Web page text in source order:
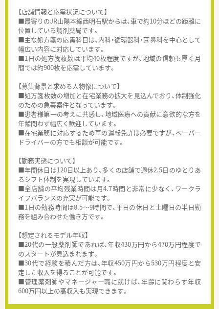
【店舗情報と応需状況について】
■最寄りのJR山陽本線西明石駅からは、車で約10分ほどの距離に
位置している調剤薬局です。
■主な処方箋の応需科目は、内科・循環器科・耳鼻科を中心として
幅広い内容に対応しています。
■1日の処方箋枚数は平均40枚程度ですが、地域の信頼も厚く月
間では約900枚を応需しています。
【募集背景と求める人物像について】
■処方箋枚数の増加と在宅業務の拡大を見込んでおり、体制強化
のための急募案件となっています。
■患者様第一の考えに共感し、地域医療への貢献に意欲的な方を
年齢問わず幅広く歓迎しています。
■在宅業務に対応するため車の運転免許は必要ですが、ペーパー
ドライバーの方でも相談が可能です。
【勤務実態について】
■年間休日は120日以上あり、多くの店舗で週休2.5日のゆとりあ
るシフト体制を実現しています。
■全店舗の平均残業時間は月4.7時間と非常に少なく、ワークラ
イフバランスの充実が可能です。
■1日の勤務時間は8.5～9時間で、平日の休日と土曜日の半日勤
務を組み合わせた働き方です。
【想定されるモデル年収】
■20代の一般薬剤師であれば、年収430万円から470万円程度で
のスタートが見込まれます。
■30代で経験を積んだ方は、年収450万円から530万円程度と安
定した収入を得ることが可能です。
■管理薬剤師やマネージャー職に就けば、年齢に関わらず年収
600万円以上の高収入も実現できます。